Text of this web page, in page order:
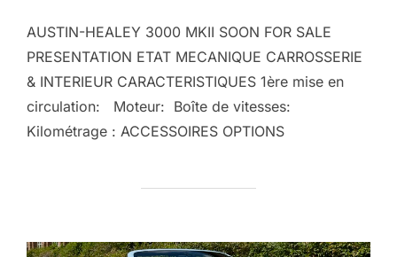
AUSTIN-HEALEY 3000 MKII SOON FOR SALE
PRESENTATION ETAT MECANIQUE CARROSSERIE
& INTERIEUR CARACTERISTIQUES 1ère mise en
circulation: Moteur: Boîte de vitesses:
Kilométrage : ACCESSOIRES OPTIONS